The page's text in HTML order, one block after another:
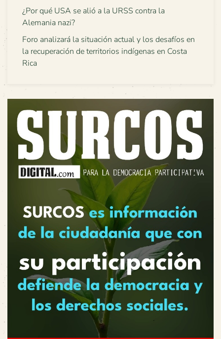
¿Por qué USA se alió a la URSS contra la
Alemania nazi?
Foro analizará la situación actual y los desafíos en
la recuperación de territorios indígenas en Costa
Rica